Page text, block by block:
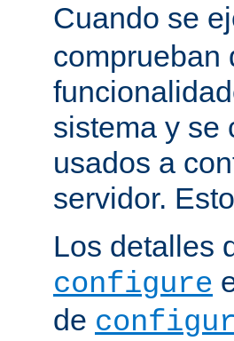
Cuando se
comprueban
sistema y se
usados a
servidor.
Los detalles
configure
de